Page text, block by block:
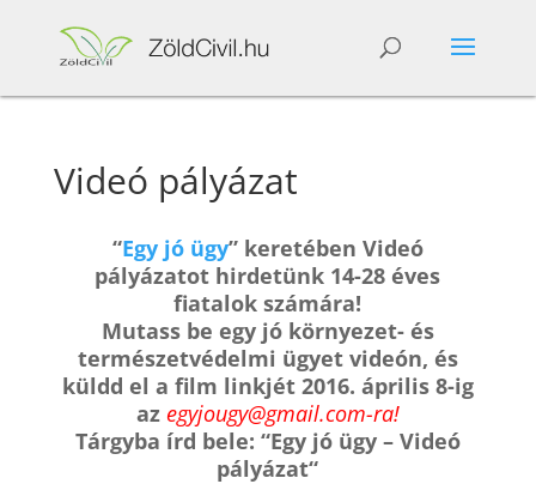
Videó pályázat
“Egy jó ügy” keretében Videó
pályázatot hirdetünk 14-28 éves
fiatalok számára!
Mutass be egy jó környezet- és
természetvédelmi ügyet videón, és
küldd el a film linkjét 2016. április 8-ig
az egyjougy@gmail.com-ra!
Tárgyba írd bele: “Egy jó ügy – Videó
pályázat“